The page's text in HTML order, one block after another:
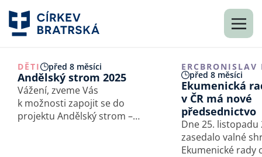
DĚTI před 8 měsíci
Andělský strom 2025
Vážení, zveme Vás
k možnosti zapojit se do
projektu Andělský strom –
ERC
před 8 měsíci
Ekumenická
v ČR má nové
předsednictvo
Dne 25. listopadu
zasedalo valné
Ekumenické rady